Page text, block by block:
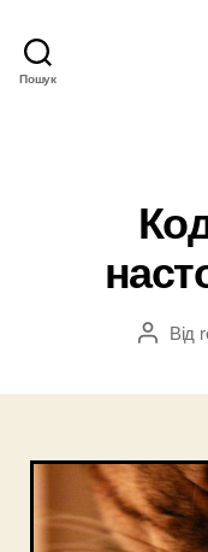
Пошук
Автор
Від